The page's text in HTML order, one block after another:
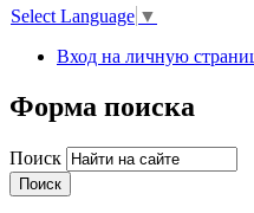
Select Language ▼
Вход на личную
Форма поиска
Поиск